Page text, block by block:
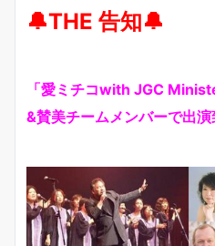
🔔THE 告知🔔
「愛ミチコwith JGC
&賛美チームメンバーで出